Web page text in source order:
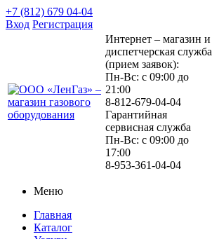
+7 (812) 679 04-04
Вход Регистрация
Интернет – магазин и
диспетчерская служба
(прием заявок):
Пн-Вс: с 09:00 до
21:00
8-812-679-04-04
Гарантийная
сервисная служба
Пн-Вс: с 09:00 до
17:00
8-953-361-04-04
Меню
Главная
Каталог